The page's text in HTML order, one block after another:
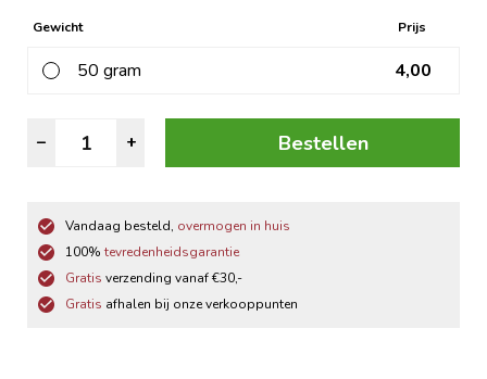
Gewicht Prijs
50 gram 4,00
–
Dilletoppen
aantal
+ Bestellen
Vandaag besteld, overmogen in huis
100% tevredenheidsgarantie
Gratis verzending vanaf €30,-
Gratis afhalen bij onze verkooppunten